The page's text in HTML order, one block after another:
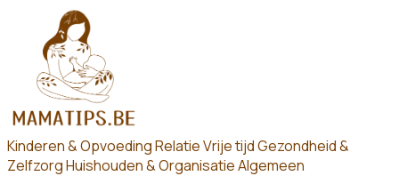
Kinderen & OpvoedingRelatieVrije tijdGezondheid &
ZelfzorgHuishouden & OrganisatieAlgemeen